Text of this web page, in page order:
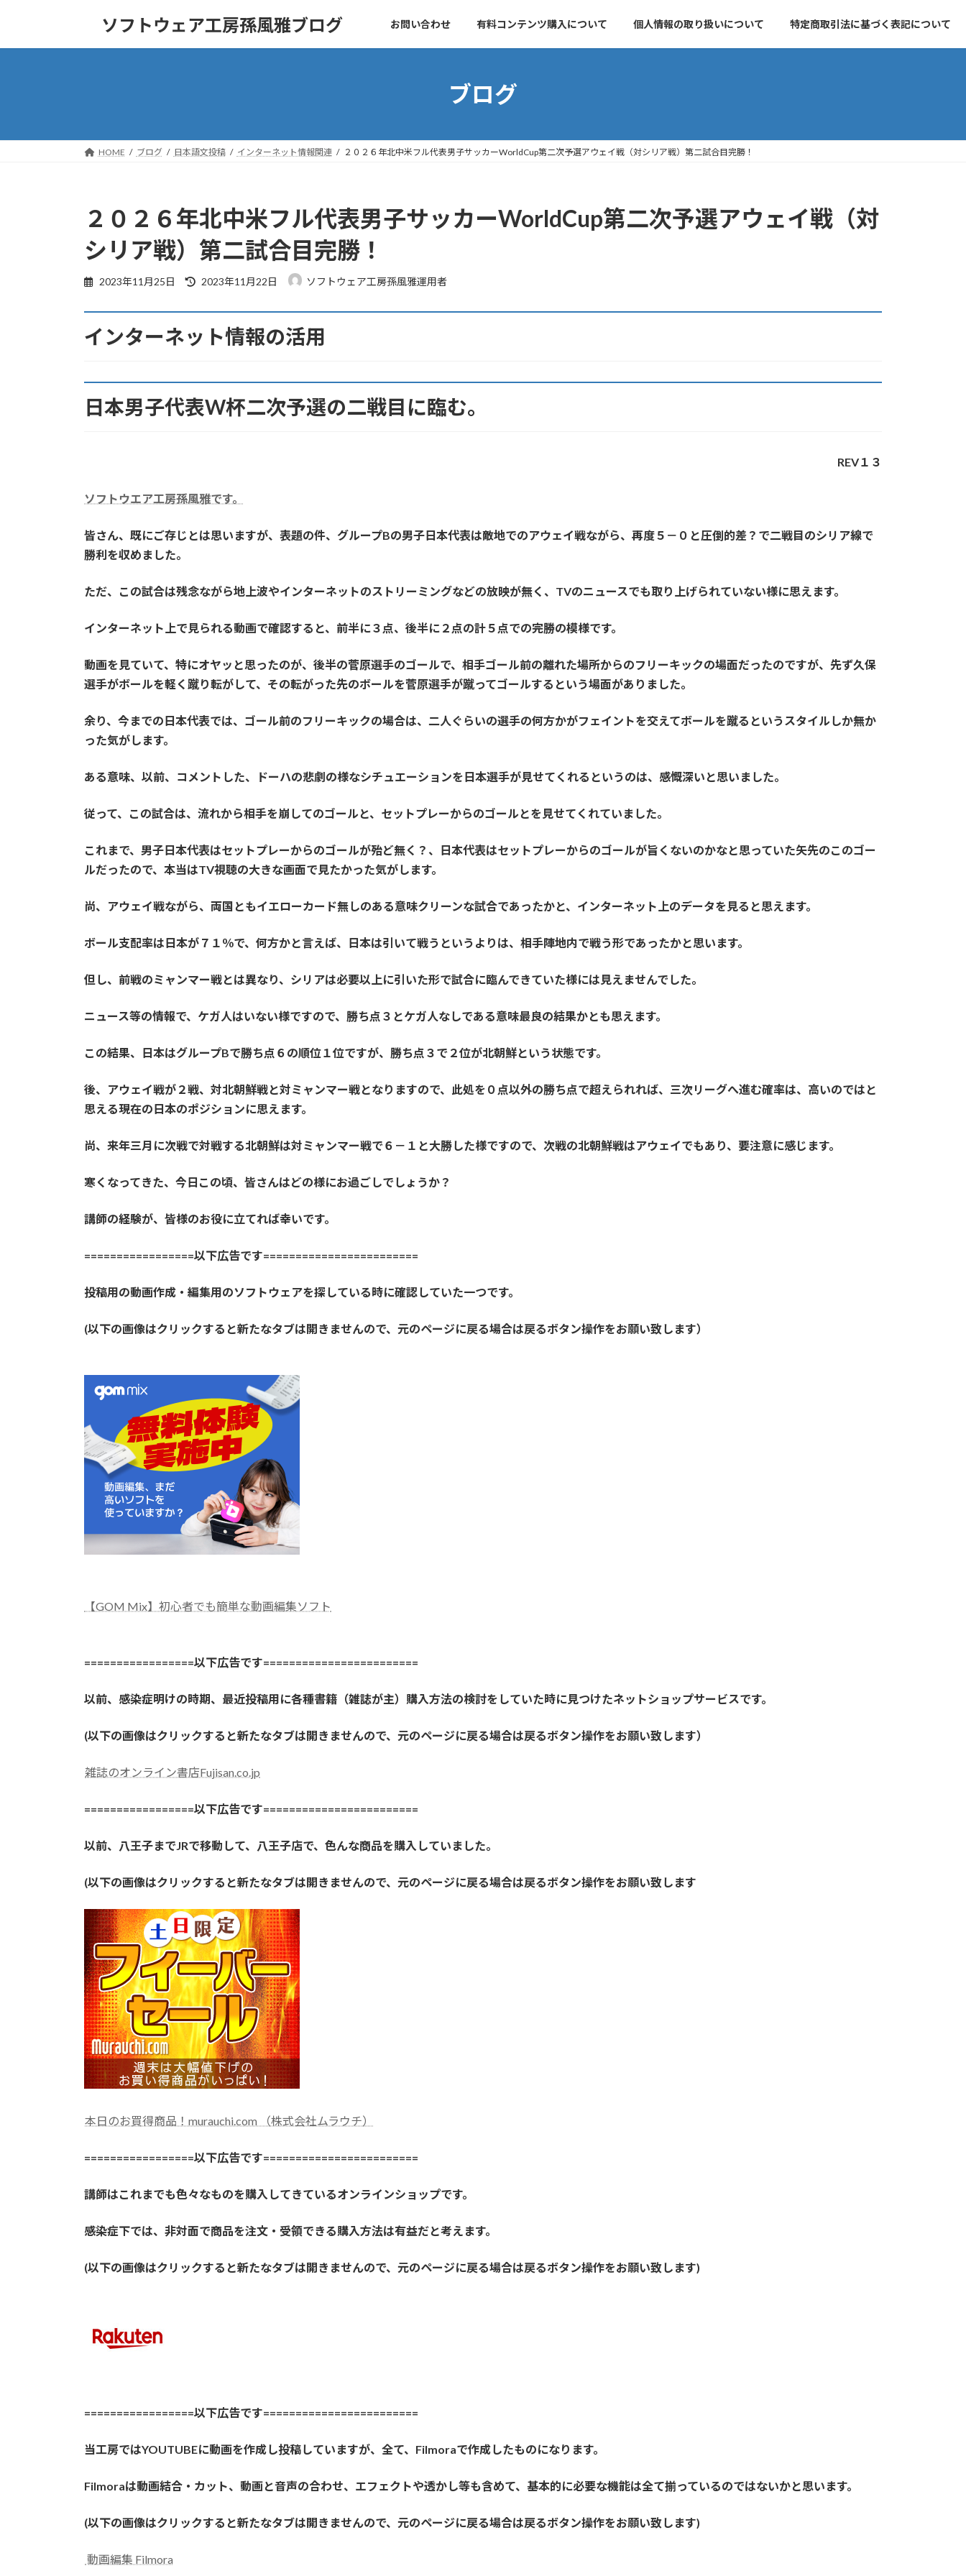
ソフトウェア工房孫風雅ブログ お問い合わせ 有料コンテンツ購入について 個人情報の取り扱いについて 特定商取引法に基づく表記について
ブログ
HOME ブログ 日本語文投稿 インターネット情報関連 ２０２６年北中米フル代表男子サッカーWorldCup第二次予選アウェイ戦（対シリア戦）第二試合目完勝！
２０２６年北中米フル代表男子サッカーWorldCup第二次予選アウェイ戦（対
シリア戦）第二試合目完勝！
2023年11月25日
最
日
2023年11月22日 ソフトウェア工房孫風雅運用者
インターネット情報の活用
日本男子代表W杯二次予選の二戦目に臨む。
REV１３
ソフトウエア工房孫風雅です。
皆さん、既にご存じとは思いますが、表題の件、グループBの男子日本代表は敵地でのアウェイ戦ながら、再度５－０と圧倒的差？で二戦目のシリア線で
勝利を収めました。
ただ、この試合は残念ながら地上波やインターネットのストリーミングなどの放映が無く、TVのニュースでも取り上げられていない様に思えます。
インターネット上で見られる動画で確認すると、前半に３点、後半に２点の計５点での完勝の模様です。
動画を見ていて、特にオヤッと思ったのが、後半の菅原選手のゴールで、相手ゴール前の離れた場所からのフリーキックの場面だったのですが、先ず久保
選手がボールを軽く蹴り転がして、その転がった先のボールを菅原選手が蹴ってゴールするという場面がありました。
余り、今までの日本代表では、ゴール前のフリーキックの場合は、二人ぐらいの選手の何方かがフェイントを交えてボールを蹴るというスタイルしか無か
った気がします。
ある意味、以前、コメントした、ドーハの悲劇の様なシチュエーションを日本選手が見せてくれるというのは、感慨深いと思いました。
従って、この試合は、流れから相手を崩してのゴールと、セットプレーからのゴールとを見せてくれていました。
これまで、男子日本代表はセットプレーからのゴールが殆ど無く？、日本代表はセットプレーからのゴールが旨くないのかなと思っていた矢先のこのゴー
ルだったので、本当はTV視聴の大きな画面で見たかった気がします。
尚、アウェイ戦ながら、両国ともイエローカード無しのある意味クリーンな試合であったかと、インターネット上のデータを見ると思えます。
ボール支配率は日本が７１％で、何方かと言えば、日本は引いて戦うというよりは、相手陣地内で戦う形であったかと思います。
但し、前戦のミャンマー戦とは異なり、シリアは必要以上に引いた形で試合に臨んできていた様には見えませんでした。
ニュース等の情報で、ケガ人はいない様ですので、勝ち点３とケガ人なしである意味最良の結果かとも思えます。
この結果、日本はグループBで勝ち点６の順位１位ですが、勝ち点３で２位が北朝鮮という状態です。
後、アウェイ戦が２戦、対北朝鮮戦と対ミャンマー戦となりますので、此処を０点以外の勝ち点で超えられれば、三次リーグへ進む確率は、高いのではと
思える現在の日本のポジションに思えます。
尚、来年三月に次戦で対戦する北朝鮮は対ミャンマー戦で６－１と大勝した様ですので、次戦の北朝鮮戦はアウェイでもあり、要注意に感じます。
寒くなってきた、今日この頃、皆さんはどの様にお過ごしでしょうか？
講師の経験が、皆様のお役に立てれば幸いです。
=================以下広告です========================
投稿用の動画作成・編集用のソフトウェアを探している時に確認していた一つです。
(以下の画像はクリックすると新たなタブは開きませんので、元のページに戻る場合は戻るボタン操作をお願い致します）
【GOM Mix】初心者でも簡単な動画編集ソフト
=================以下広告です========================
以前、感染症明けの時期、最近投稿用に各種書籍（雑誌が主）購入方法の検討をしていた時に見つけたネットショップサービスです。
(以下の画像はクリックすると新たなタブは開きませんので、元のページに戻る場合は戻るボタン操作をお願い致します）
雑誌のオンライン書店Fujisan.co.jp
=================以下広告です========================
以前、八王子までJRで移動して、八王子店で、色んな商品を購入していました。
(以下の画像はクリックすると新たなタブは開きませんので、元のページに戻る場合は戻るボタン操作をお願い致します
本日のお買得商品！murauchi.com （株式会社ムラウチ）
=================以下広告です========================
講師はこれまでも色々なものを購入してきているオンラインショップです。
感染症下では、非対面で商品を注文・受領できる購入方法は有益だと考えます。
(以下の画像はクリックすると新たなタブは開きませんので、元のページに戻る場合は戻るボタン操作をお願い致します)
=================以下広告です========================
当工房ではYOUTUBEに動画を作成し投稿していますが、全て、Filmoraで作成したものになります。
Filmoraは動画結合・カット、動画と音声の合わせ、エフェクトや透かし等も含めて、基本的に必要な機能は全て揃っているのではないかと思います。
(以下の画像はクリックすると新たなタブは開きませんので、元のページに戻る場合は戻るボタン操作をお願い致します)
動画編集 Filmora